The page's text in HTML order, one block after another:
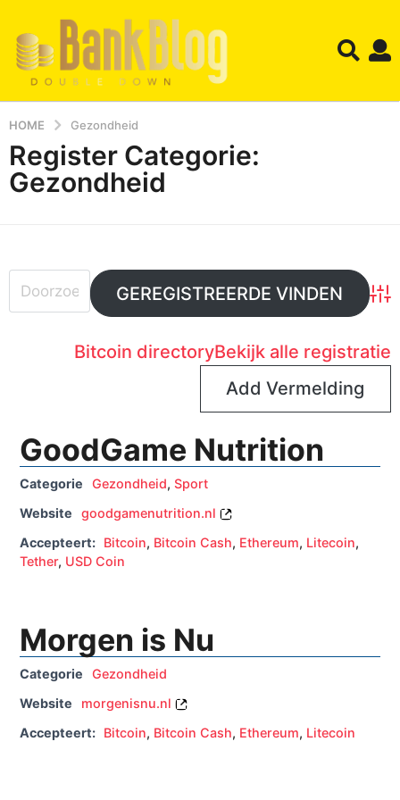
HOME Gezondheid
Register Categorie:
Gezondheid
Bitcoin directoryBekijk alle registratie
Add Vermelding
GoodGame Nutrition
Categorie Gezondheid, Sport
Website
goodgamenutrition.nl
Accepteert: Bitcoin, Bitcoin Cash, Ethereum, Litecoin,
Tether, USD Coin
Morgen is Nu
Categorie
Gezondheid
Website
morgenisnu.nl
Accepteert: Bitcoin, Bitcoin Cash, Ethereum, Litecoin